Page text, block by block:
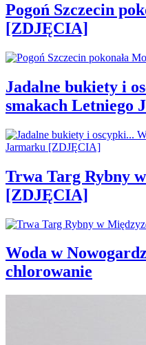
Pogoń Szczecin
[ZDJĘCIA]
Jadalne bukiety i
smakach Letniego
Trwa Targ Rybny
[ZDJĘCIA]
Woda w
chlorowanie